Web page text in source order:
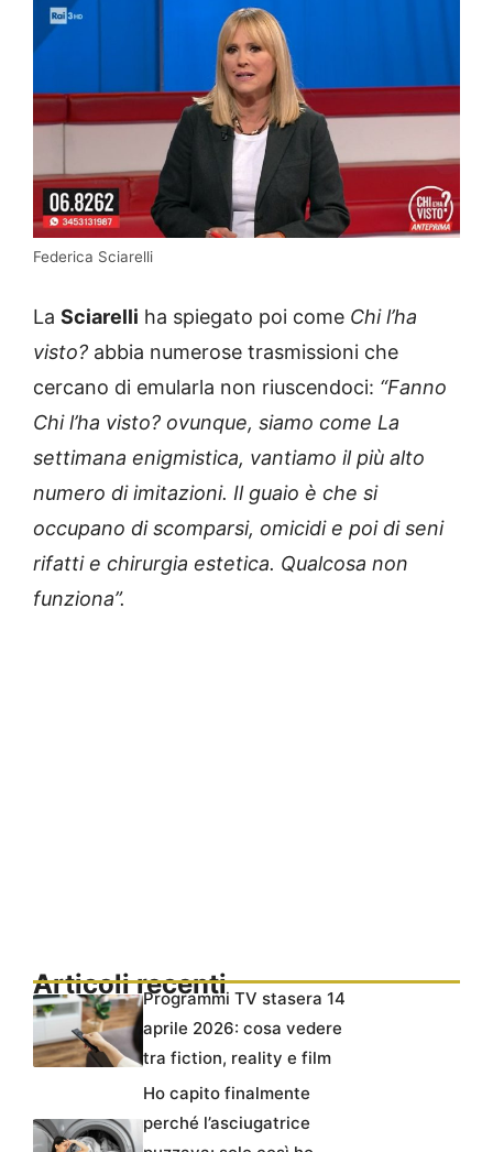
Federica Sciarelli
La Sciarelli ha spiegato poi come Chi l’ha
visto? abbia numerose trasmissioni che
cercano di emularla non riuscendoci: “Fanno
Chi l’ha visto? ovunque, siamo come La
settimana enigmistica, vantiamo il più alto
numero di imitazioni. Il guaio è che si
occupano di scomparsi, omicidi e poi di seni
rifatti e chirurgia estetica. Qualcosa non
funziona”.
Articoli recentiProgrammi TV stasera 14
aprile 2026: cosa vedere
tra fiction, reality e film
Ho capito finalmente
perché l’asciugatrice